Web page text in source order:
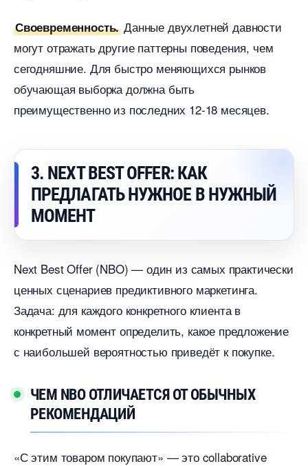
Своевременность. Данные двухлетней давности
могут отражать другие паттерны поведения, чем
сегодняшние. Для быстро меняющихся рынко
обучающая выборка должна быть
преимущественно из последних 12-18 месяцев.
3. NEXT BEST OFFER: КАК
ПРЕДЛАГАТЬ НУЖНОЕ В НУЖНЫЙ
МОМЕНТ
Next Best Offer (NBO) — один из самых практически
ценных сценариев предиктивного маркетинга.
Задача: для каждого конкретного клиента
конкретный момент определить, какое предложение
с наибольшей вероятностью приведёт к покупке.
ЧЕМ NBO ОТЛИЧАЕТСЯ ОТ ОБЫЧНЫХ
РЕКОМЕНДАЦИЙ
«С этим товаром покупают» — это collaborative